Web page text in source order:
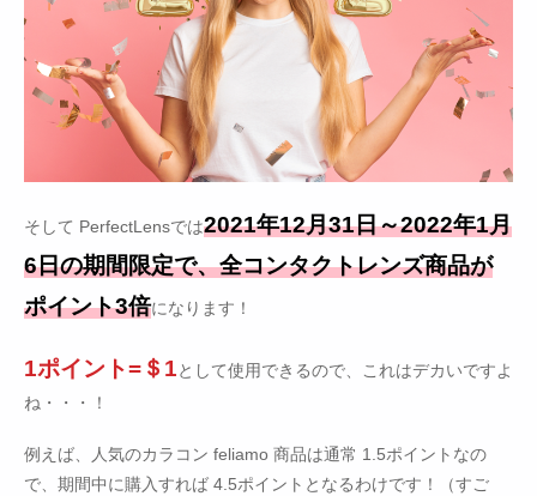
そして PerfectLensでは2021年12月31日～2022年1月
6日の期間限定で、全コンタクトレンズ商品が
ポイント3倍になります！
1ポイント=＄1として使用できるので、これはデカいですよ
ね・・・！
例えば、人気のカラコン feliamo 商品は通常 1.5ポイントなの
で、期間中に購入すれば 4.5ポイントとなるわけです！（すご